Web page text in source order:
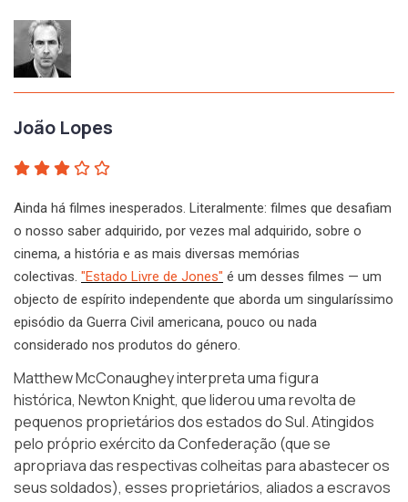
João Lopes
Ainda há filmes inesperados. Literalmente: filmes que desafiam
o nosso saber adquirido, por vezes mal adquirido, sobre o
cinema, a história e as mais diversas memórias
colectivas. "Estado Livre de Jones" é um desses filmes — um
objecto de espírito independente que aborda um singularíssimo
episódio da Guerra Civil americana, pouco ou nada
considerado nos produtos do género.
Matthew McConaughey interpreta uma figura
histórica, Newton Knight, que liderou uma revolta de
pequenos proprietários dos estados do Sul. Atingidos
pelo próprio exército da Confederação (que se
apropriava das respectivas colheitas para abastecer os
seus soldados), esses proprietários, aliados a escravos